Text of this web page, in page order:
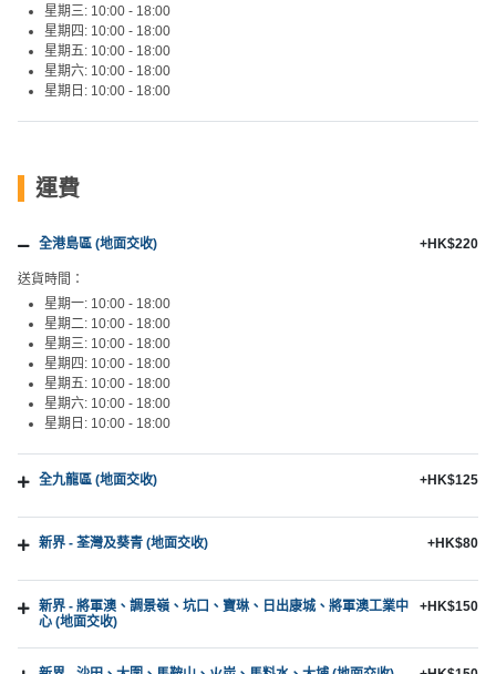
租星期三: 10:00 - 18:00
星期四: 10:00 - 18:00
星期五: 10:00 - 18:00
星期六: 10:00 - 18:00
星期日: 10:00 - 18:00
運費
全港島區 (地面交收) +HK$220
送貨時間：
星期一: 10:00 - 18:00
星期二: 10:00 - 18:00
星期三: 10:00 - 18:00
星期四: 10:00 - 18:00
星期五: 10:00 - 18:00
星期六: 10:00 - 18:00
星期日: 10:00 - 18:00
全九龍區 (地面交收) +HK$125
新界 - 荃灣及葵青 (地面交收) +HK$80
新界 - 將軍澳、調景嶺、坑口、寶琳、日出康城、將軍澳工業中
心 (地面交收)
+HK$150